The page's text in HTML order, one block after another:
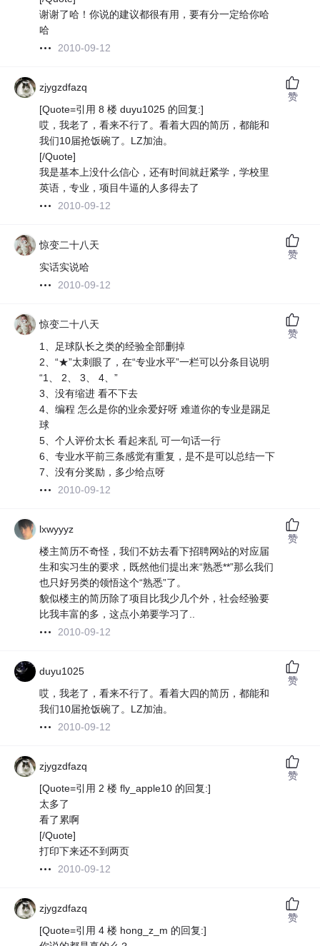
谢谢了哈！你说的建议都很有用，要有分一定给你哈
哈
2010-09-12
zjygzdfazq
[Quote=引用 8 楼 duyu1025 的回复:]
哎，我老了，看来不行了。看着大四的简历，都能和
我们10届抢饭碗了。LZ加油。
[/Quote]
我是基本上没什么信心，还有时间就赶紧学，学校里
英语，专业，项目牛逼的人多得去了
2010-09-12
赞
惊变二十八天
实话实说哈
2010-09-12
赞
惊变二十八天
1、足球队长之类的经验全部删掉
2、“★”太刺眼了，在“专业水平”一栏可以分条目说明
“1、 2、 3、 4、”
3、没有缩进 看不下去
4、编程 怎么是你的业余爱好呀 难道你的专业是踢足
球
5、个人评价太长 看起来乱 可一句话一行
6、专业水平前三条感觉有重复，是不是可以总结一下
7、没有分奖励，多少给点呀
2010-09-12
赞
lxwyyyz
楼主简历不奇怪，我们不妨去看下招聘网站的对应届
生和实习生的要求，既然他们提出来“熟悉**”那么我们
也只好另类的领悟这个“熟悉”了。
貌似楼主的简历除了项目比我少几个外，社会经验要
比我丰富的多，这点小弟要学习了..
2010-09-12
赞
duyu1025
哎，我老了，看来不行了。看着大四的简历，都能和
我们10届抢饭碗了。LZ加油。
2010-09-12
赞
zjygzdfazq
[Quote=引用 2 楼 fly_apple10 的回复:]
太多了
看了累啊
[/Quote]
打印下来还不到两页
2010-09-12
赞
zjygzdfazq
[Quote=引用 4 楼 hong_z_m 的回复:]
赞